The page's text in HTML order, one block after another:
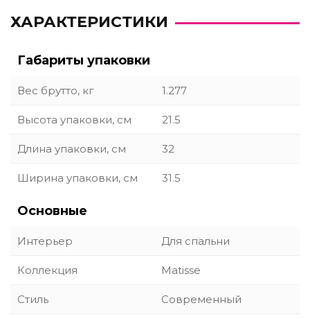
ХАРАКТЕРИСТИКИ
Габариты упаковки
Вес брутто, кг 1.277
Высота упаковки, см 21.5
Длина упаковки, см 32
Ширина упаковки, см 31.5
Основные
Интерьер Для спальни
Коллекция Matisse
Стиль Современный